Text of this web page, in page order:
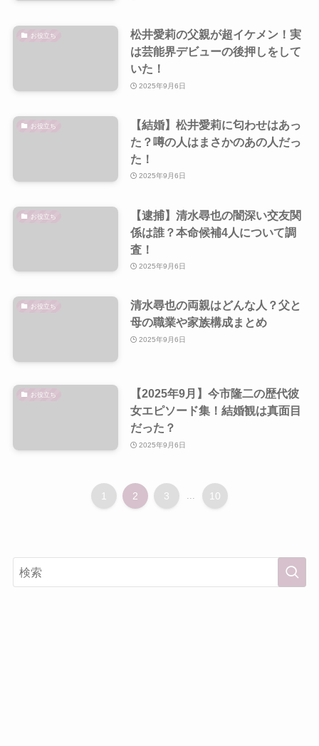
お役立ち
松井愛莉の父親が超イケメン！実
は芸能界デビューの後押しをして
いた！
2025年9月6日
お役立ち
【結婚】松井愛莉に匂わせはあっ
た？噂の人はまさかのあの人だっ
た！
2025年9月6日
お役立ち
【逮捕】清水尋也の闇深い交友関
係は誰？本命候補4人について調
査！
2025年9月6日
お役立ち
清水尋也の両親はどんな人？父と
母の職業や家族構成まとめ
2025年9月6日
お役立ち
【2025年9月】今市隆二の歴代彼
女エピソード集！結婚観は真面目
だった？
2025年9月6日
1 2 3 10